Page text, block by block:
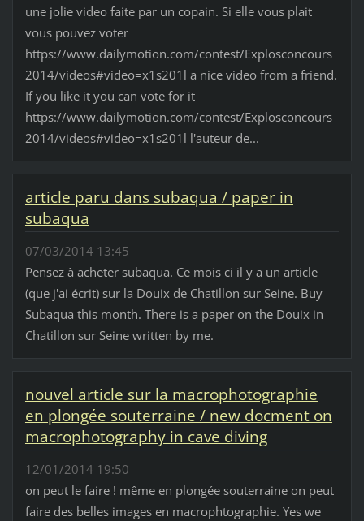
une jolie video faite par un copain. Si elle vous plait
vous pouvez voter
https://www.dailymotion.com/contest/Explosconcours
2014/videos#video=x1s201l a nice video from a friend.
If you like it you can vote for it
https://www.dailymotion.com/contest/Explosconcours
2014/videos#video=x1s201l l'auteur de...
article paru dans subaqua / paper in
subaqua
07/03/2014 13:45
Pensez à acheter subaqua. Ce mois ci il y a un article
(que j'ai écrit) sur la Douix de Chatillon sur Seine. Buy
Subaqua this month. There is a paper on the Douix in
Chatillon sur Seine written by me.
nouvel article sur la macrophotographie
en plongée souterraine / new docment on
macrophotography in cave diving
12/01/2014 19:50
on peut le faire ! même en plongée souterraine on peut
faire des belles images en macrophtographie. Yes we